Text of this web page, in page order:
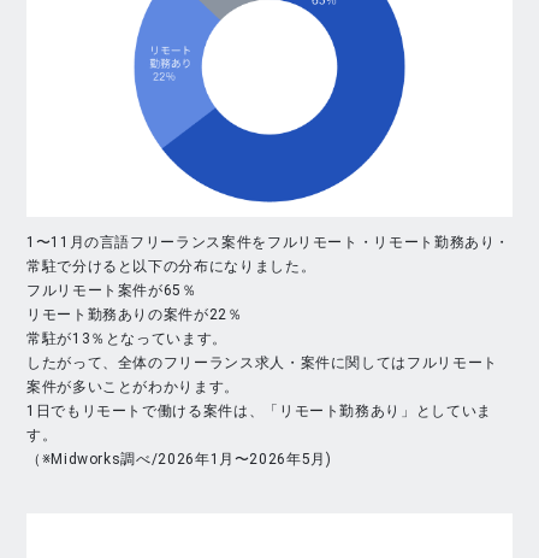
1〜11月の言語フリーランス案件をフルリモート・リモート勤務あり・
常駐で分けると以下の分布になりました。
フルリモート案件が65％
リモート勤務ありの案件が22％
常駐が13％となっています。
したがって、全体のフリーランス求人・案件に関してはフルリモート
案件が多いことがわかります。
1日でもリモートで働ける案件は、「リモート勤務あり」としていま
す。
（※Midworks調べ/2026年1月〜2026年5月)